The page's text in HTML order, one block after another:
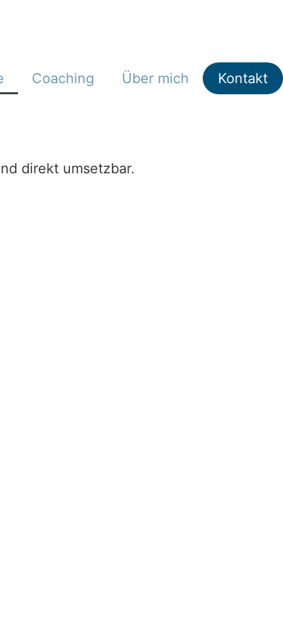
Coaching Über mich Kontakt
direkt umsetzbar.